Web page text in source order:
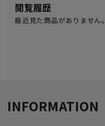
閲覧履歴
最近見た商品がありません。
INFORMATION